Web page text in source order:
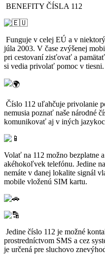
BENEFITY ČÍSLA 112
Funguje v celej EÚ a v
júla 2003. V čase zvýšenej
pri cestovaní zisťovať a
si vedia privolať pomoc v tiesni.
Číslo 112 uľahčuje privolanie
nemusia poznať naše národné
komunikovať aj v iných
Volať na 112 možno bezplatne
akéhokoľvek telefónu. Jedine
nemáte v danej lokalite signál
mobile vloženú SIM kartu.
Jedine číslo 112 je možné
prostredníctvom SMS a cez
je určená pre sluchovo